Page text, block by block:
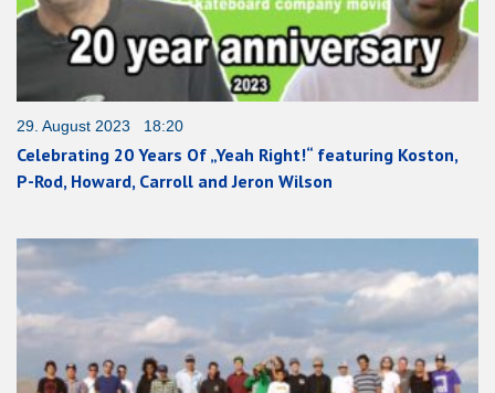
29. August 2023 18:20
Celebrating 20 Years Of „Yeah Right!“ featuring Koston,
P-Rod, Howard, Carroll and Jeron Wilson